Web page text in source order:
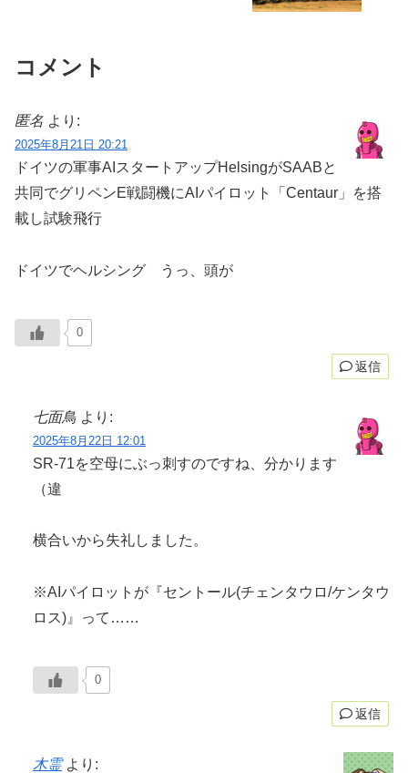
コメント
匿名 より:
2025年8月21日 20:21
ドイツの軍事AIスタートアップHelsingがSAABと
共同でグリペンE戦闘機にAIパイロット「Centaur」を搭
載し試験飛行
ドイツでヘルシング うっ、頭が
0
返信
七面鳥 より:
2025年8月22日 12:01
SR-71を空母にぶっ刺すのですね、分かります
（違
横合いから失礼しました。
※AIパイロットが『セントール(チェンタウロ/ケンタウ
ロス)』って……
0
返信
木霊 より: